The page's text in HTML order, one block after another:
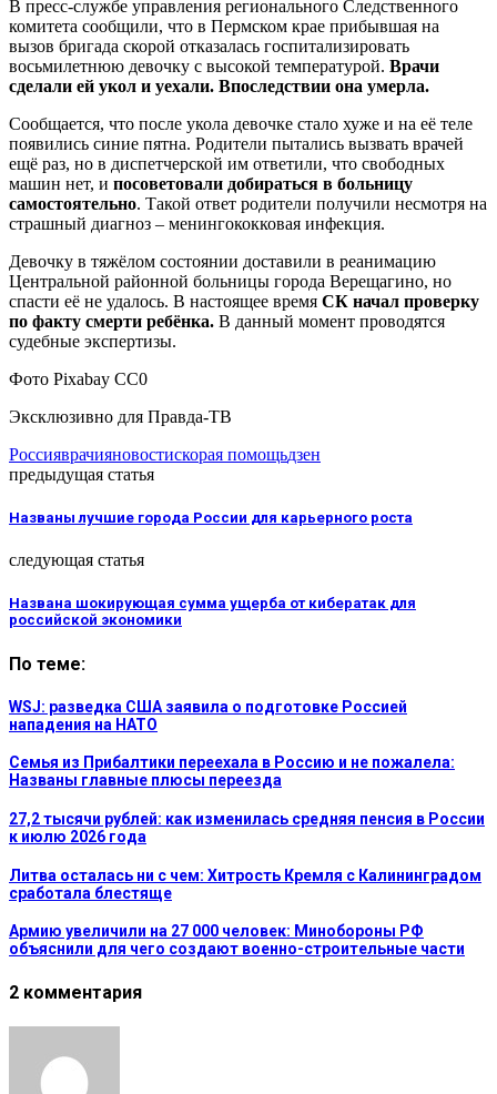
В пресс-службе управления регионального Следственного
комитета сообщили, что в Пермском крае прибывшая на
вызов бригада скорой отказалась госпитализировать
восьмилетнюю девочку с высокой температурой. Врачи
сделали ей укол и уехали. Впоследствии она умерла.
Сообщается, что после укола девочке стало хуже и на её теле
появились синие пятна. Родители пытались вызвать врачей
ещё раз, но в диспетчерской им ответили, что свободных
машин нет, и посоветовали добираться в больницу
самостоятельно. Такой ответ родители получили несмотря на
страшный диагноз – менингококковая инфекция.
Девочку в тяжёлом состоянии доставили в реанимацию
Центральной районной больницы города Верещагино, но
спасти её не удалось. В настоящее время СК начал проверку
по факту смерти ребёнка. В данный момент проводятся
судебные экспертизы.
Фото Pixabay CC0
Эксклюзивно для Правда-ТВ
Россияврачияновостискорая помощьдзен
предыдущая статья
Названы лучшие города России для карьерного роста
следующая статья
Названа шокирующая сумма ущерба от кибератак для
российской экономики
По теме:
WSJ: разведка США заявила о подготовке Россией
нападения на НАТО
Семья из Прибалтики переехала в Россию и не пожалела:
Названы главные плюсы переезда
27,2 тысячи рублей: как изменилась средняя пенсия в России
к июлю 2026 года
Литва осталась ни с чем: Хитрость Кремля с Калининградом
сработала блестяще
Армию увеличили на 27 000 человек: Минобороны РФ
объяснили для чего создают военно-строительные части
2 комментария